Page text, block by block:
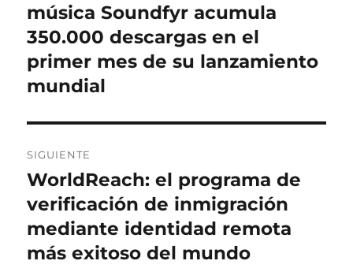
entradas
anterior:
música Soundfyr acumula
350.000 descargas en el
primer mes de su lanzamiento
mundial
SIGUIENTE
Entrada
siguiente:
WorldReach: el programa de
verificación de inmigración
mediante identidad remota
más exitoso del mundo